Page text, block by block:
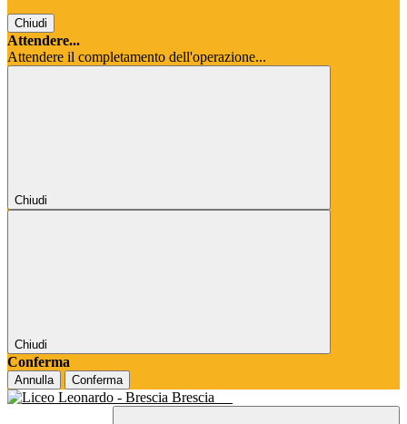
Chiudi
Attendere...
Attendere il completamento dell'operazione...
Chiudi
Chiudi
Conferma
Annulla Conferma
Brescia